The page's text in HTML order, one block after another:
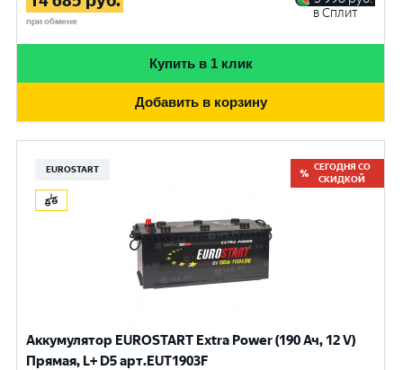
при обмене
в Сплит
Купить в 1 клик
Добавить в корзину
EUROSTART
СЕГОДНЯ СО
СКИДКОЙ
Аккумулятор EUROSTART Extra Power (190 Ач, 12 V)
Прямая, L+ D5 арт.EUT1903F